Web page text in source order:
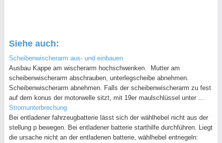
Siehe auch:
Scheibenwischerarm aus- und einbauen
Ausbau Kappe am wischerarm hochschwenken. Mutter am
scheibenwischerarm abschrauben, unterlegscheibe abnehmen.
Scheibenwischerarm abnehmen. Falls der scheibenwischerarm zu fest
auf dem konus der motorwelle sitzt, mit 19er maulschlüssel unter ...
Stromunterbrechung
Bei entladener fahrzeugbatterie lässt sich der wählhebel nicht aus der
stellung p bewegen. Bei entladener batterie starthilfe durchführen. Liegt
die ursache nicht an der entladenen batterie, wählhebel entriegeln: